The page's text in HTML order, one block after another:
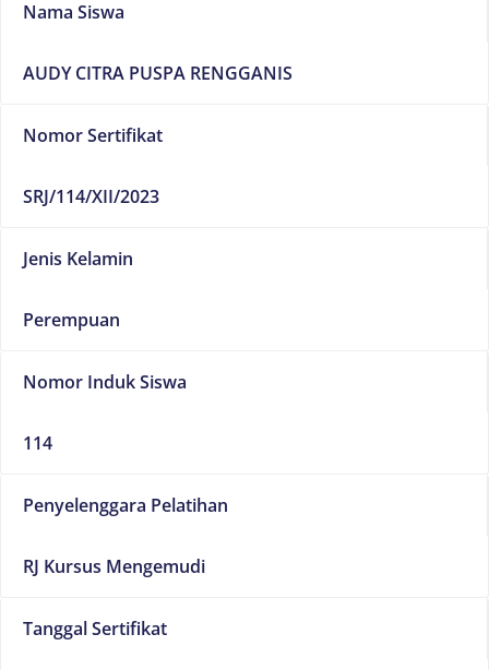
Nama Siswa
AUDY CITRA PUSPA RENGGANIS
Nomor Sertifikat
SRJ/114/XII/2023
Jenis Kelamin
Perempuan
Nomor Induk Siswa
114
Penyelenggara Pelatihan
RJ Kursus Mengemudi
Tanggal Sertifikat